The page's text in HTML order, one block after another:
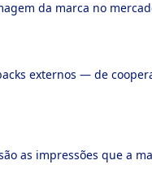
da marca no
externos — de
as impressões que a